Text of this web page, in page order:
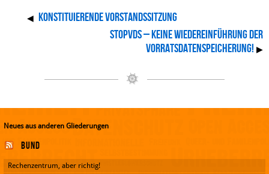
◀ konstituierende Vorstandssitzung
Stopvds – Keine Wiedereinführung der
Vorratsdatenspeicherung! ▶
Neues aus anderen Gliederungen
Bund
Rechenzentrum, aber richtig!